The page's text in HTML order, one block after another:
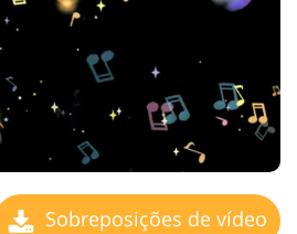
Sobreposições de vídeo